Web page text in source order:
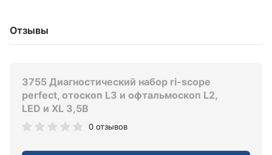
Отзывы
3755 Диагностический набор ri-scope
perfect, отоскоп L3 и офтальмоскоп L2,
LED и XL 3,5В
0 отзывов